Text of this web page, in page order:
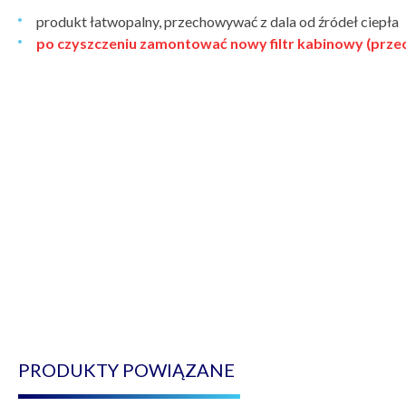
produkt łatwopalny, przechowywać z dala od źródeł ciepła
po czyszczeniu zamontować nowy filtr kabinowy
PRODUKTY POWIĄZANE